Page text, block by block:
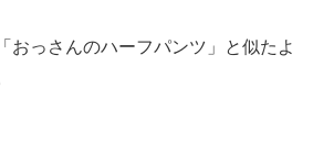
おっさんのハーフパンツ」と似たよ